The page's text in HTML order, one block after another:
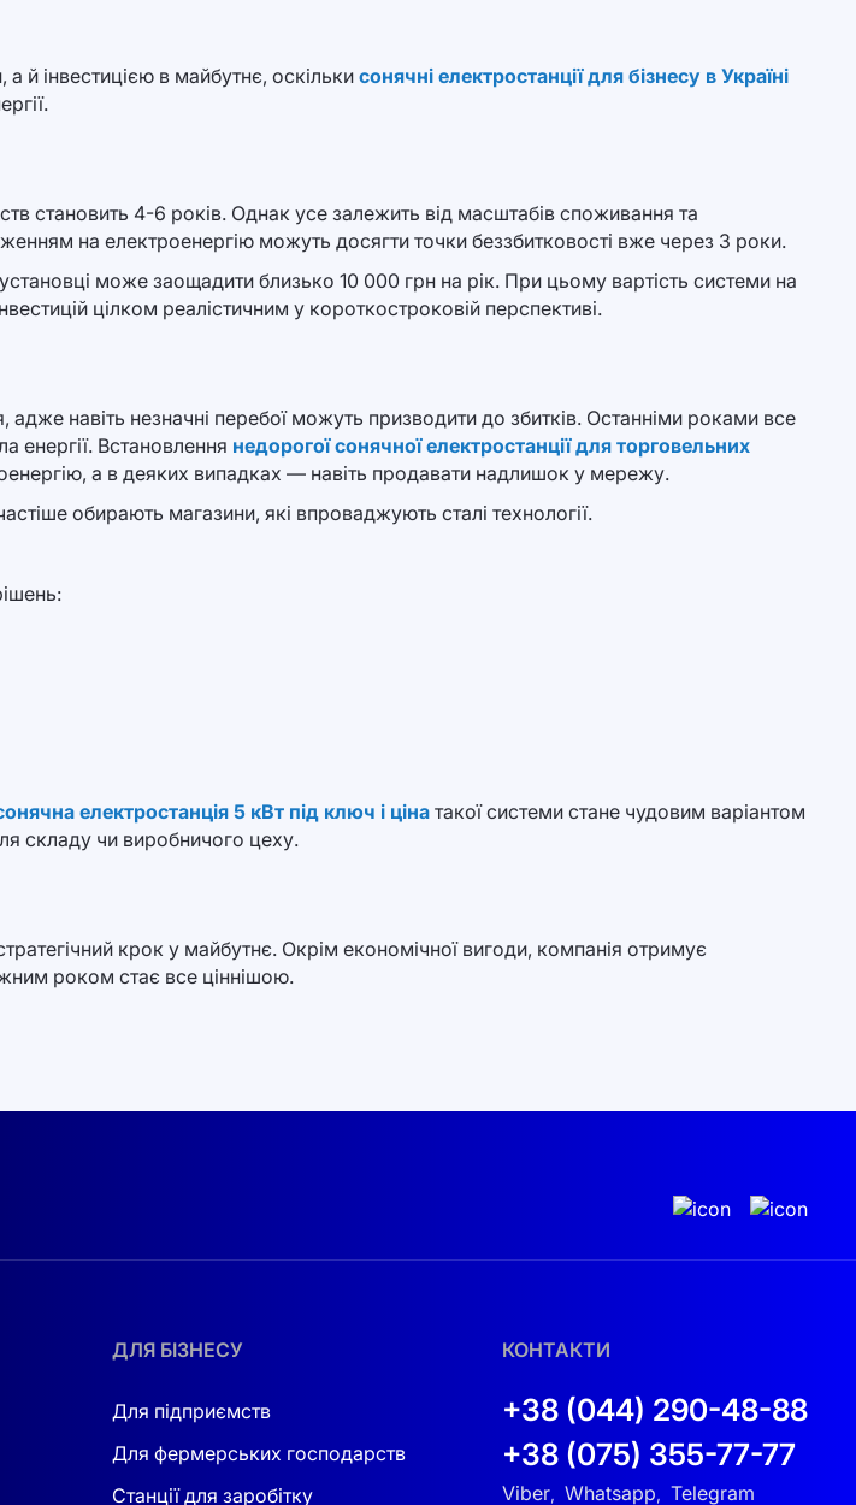
й інвестицією в майбутнє, оскільки сонячні електростанції для бізнесу в Україні
становить 4-6 років. Однак усе залежить від масштабів споживання та
на електроенергію можуть досягти точки беззбитковості вже через 3 роки.
може заощадити близько 10 000 грн на рік. При цьому вартість системи на
цілком реалістичним у короткостроковій перспективі.
навіть незначні перебої можуть призводити до збитків. Останніми роками все
енергії. Встановлення недорогої сонячної електростанції для торговельних
а в деяких випадках — навіть продавати надлишок у мережу.
обирають магазини, які впроваджують сталі технології.
електростанція 5 кВт під ключ і ціна такої системи стане чудовим варіантом
складу чи виробничого цеху.
крок у майбутнє. Окрім економічної вигоди, компанія отримує
роком стає все ціннішою.
ДЛЯ БІЗНЕСУ
Для підприємств
Для фермерських господарств
Станції для заробітку
КОНТАКТИ
+38 (044) 290-48-88
+38 (075) 355-77-77
Viber, Whatsapp, Telegram